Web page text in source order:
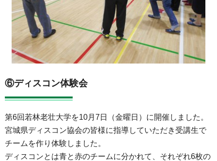
⑥ディスコン体験会
第6回若林老壮大学を10月7日（金曜日）に開催しました。
宮城県ディスコン協会の皆様に指導していただき受講生で
チームを作り体験しました。
ディスコンとは青と赤のチームに分かれて、それぞれ6枚の